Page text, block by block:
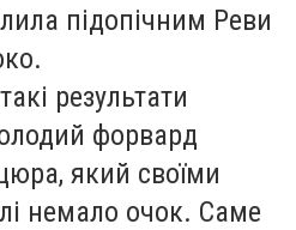
підопічним Реви
результати
форвард
який своїми
немало очок. Саме